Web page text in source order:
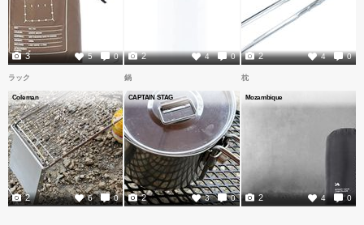
5 0
3 4 0
2 4 0
2
ラック
Coleman
6 0
2
鍋
CAPTAIN STAG
3 0
2
枕
Mozambique
4 0
2